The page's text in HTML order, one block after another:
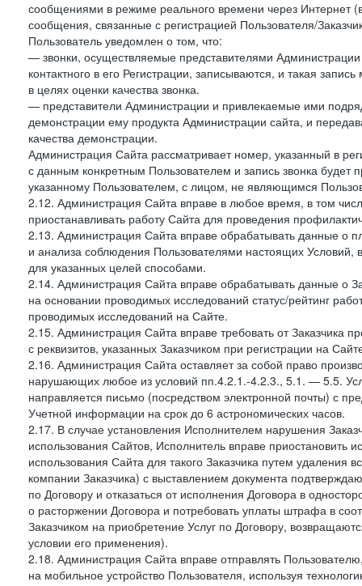
сообщениями в режиме реального времени через Интернет
сообщения, связанные с регистрацией Пользователя/
Пользователь уведомлен о том, что:
— звонки, осуществляемые представителями
контактного в его Регистрации, записываются, и такая
в целях оценки качества звонка.
— представители Администрации и привлекаемые ими
демонстрации ему продукта Администрации сайта, и
качества демонстрации.
Администрация Сайта рассматривает номер, указанный в
с данным конкретным Пользователем и запись звонка будет
указанному Пользователем, с лицом, не являющимся
2.12. Администрация Сайта вправе в любое время, в том
приостанавливать работу Сайта для проведения
2.13. Администрация Сайта вправе обрабатывать данные о
и анализа соблюдения Пользователями настоящих
для указанных целей способами.
2.14. Администрация Сайта вправе обрабатывать данные о
на основании проводимых исследований статус/рейтинг
проводимых исследований на Сайте.
2.15. Администрация Сайта вправе требовать от Заказчика
с реквизитов, указанных Заказчиком при регистрации на
2.16. Администрация Сайта оставляет за собой право
нарушающих любое из условий пп.4.2.1.-4.2.3., 5.1. — 5.5.
направляется письмо (посредством электронной почты) с
Учетной информации на срок до 6 астрономических часов.
2.17. В случае установления Исполнителем нарушения
использования Сайтов, Исполнитель вправе приостановить
использования Сайта для такого Заказчика путем
компании Заказчика) с выставлением документа
по Договору и отказаться от исполнения Договора в
о расторжении Договора и потребовать уплаты штрафа в
Заказчиком на приобретение Услуг по Договору,
условии его применения).
2.18. Администрация Сайта вправе отправлять
на мобильное устройство Пользователя, используя